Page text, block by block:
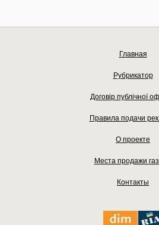
Главная
Рубрикатор
Договір публічної
Правила подачи
О проекте
Места продажи
Контакты